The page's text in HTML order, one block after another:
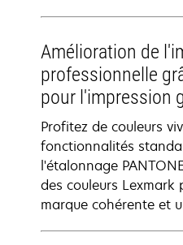
Amélioration de
professionnelle
pour l'impression
Profitez de couleurs
fonctionnalités
l'étalonnage
des couleurs Lexmark
marque cohérente et